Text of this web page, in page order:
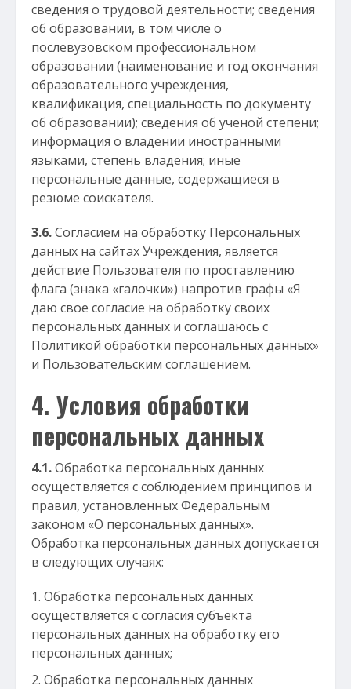
сведения о трудовой деятельности; сведения
об образовании, в том числе о
послевузовском профессиональном
образовании (наименование и год окончания
образовательного учреждения,
квалификация, специальность по документу
об образовании); сведения об ученой степени;
информация о владении иностранными
языками, степень владения; иные
персональные данные, содержащиеся в
резюме соискателя.
3.6.Согласием на обработку Персональных
данных на сайтах Учреждения, является
действие Пользователя по проставлению
флага (знака «галочки») напротив графы «Я
даю свое согласие на обработку своих
персональных данных и соглашаюсь с
Политикой обработки персональных данных»
и Пользовательским соглашением.
4. Условия обработки
персональных данных
4.1.Обработка персональных данных
осуществляется с соблюдением принципов и
правил, установленных Федеральным
законом «О персональных данных».
Обработка персональных данных допускается
в следующих случаях:
Обработка персональных данных
осуществляется с согласия субъекта
персональных данных на обработку его
персональных данных;
Обработка персональных данных